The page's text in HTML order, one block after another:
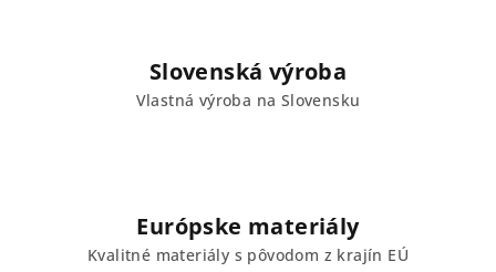
Slovenská výroba
Vlastná výroba na Slovensku
Európske materiály
Kvalitné materiály s pôvodom z krajín EÚ